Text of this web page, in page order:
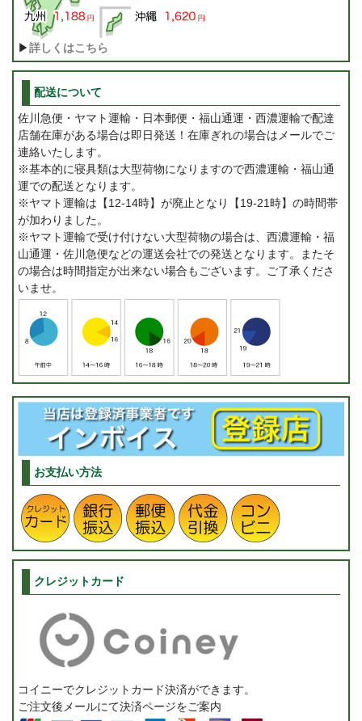
▶詳しくはこちら
配送について
佐川急便・ヤマト運輸・日本郵便・福山通運・西濃運輸で配達
店舗在庫がある場合は即日発送！在庫ぎれの場合はメールでご
連絡いたします。
※基本的に寝具類は大型荷物になりますので西濃運輸・福山通
運での配送となります。
※ヤマト運輸は【12-14時】が廃止となり【19-21時】の時間帯
が加わりました。
※ヤマト運輸で受け付けない大型荷物の場合は、西濃運輸・福
山通運・佐川急便などの運送会社での発送となります。またそ
の場合は時間指定が出来ない場合もございます。ご了承くださ
いませ。
お支払い方法
クレジットカード
コイニーでクレジットカード決済ができます。
ご注文後メールにて決済ページをご案内